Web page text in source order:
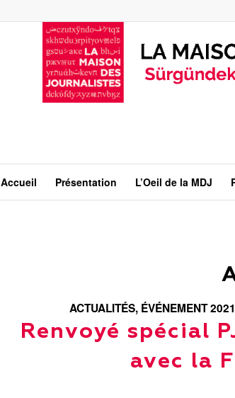
Accueil Présentation L’Oeil de la MDJ
ACTUALITÉS, ÉVÉNEMENT 2021
Renvoyé spécial
avec la